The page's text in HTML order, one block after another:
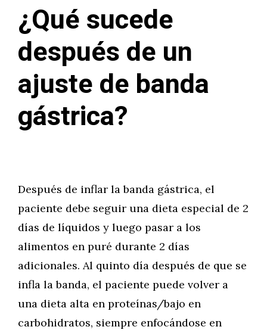
¿Qué sucede
después de un
ajuste de banda
gástrica?
Después de inflar la banda gástrica, el
paciente debe seguir una dieta especial de 2
días de líquidos y luego pasar a los
alimentos en puré durante 2 días
adicionales. Al quinto día después de que se
infla la banda, el paciente puede volver a
una dieta alta en proteínas/bajo en
carbohidratos, siempre enfocándose en